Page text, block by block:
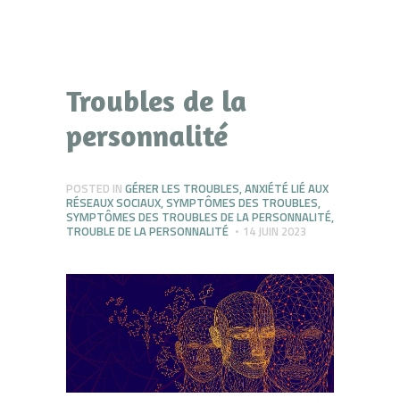
Troubles de la
personnalité
POSTED IN GÉRER LES TROUBLES,ANXIÉTÉ LIÉ AUX
RÉSEAUX SOCIAUX,SYMPTÔMES DES TROUBLES,
SYMPTÔMES DES TROUBLES DE LA PERSONNALITÉ,
TROUBLE DE LA PERSONNALITÉ
14 JUIN 2023